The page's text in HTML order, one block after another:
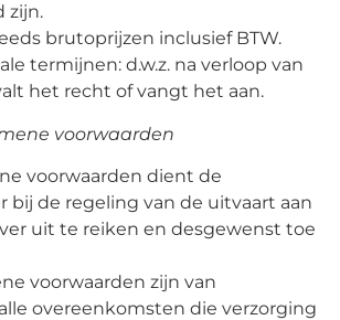
zijn.
brutoprijzen inclusief BTW.
termijnen: d.w.z. na verloop van
het recht of vangt het aan.
voorwaarden
voorwaarden dient de
bij de regeling van de uitvaart aan
uit te reiken en desgewenst toe
voorwaarden zijn van
overeenkomsten die verzorging